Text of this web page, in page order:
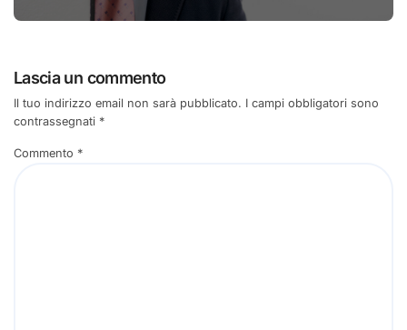
Lascia un commento
Il tuo indirizzo email non sarà pubblicato. I campi obbligatori sono
contrassegnati *
Commento *